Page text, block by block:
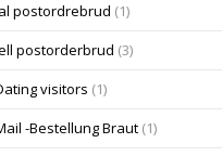
postordrebrud (1)
postorderbrud (3)
visitors (1)
-Bestellung Braut (1)